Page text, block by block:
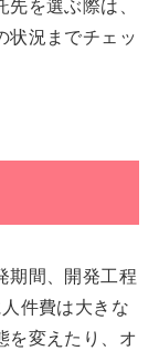
状況までチェッ
期間、開発工程
件費は大きな
を変えたり、オ